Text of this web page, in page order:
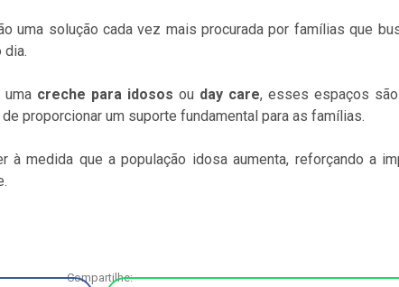
uma solução cada vez mais procurada por famílias que
dia.
creche para idosos ou day care, esses espaços
proporcionar um suporte fundamental para as famílias.
medida que a população idosa aumenta, reforçando a
Compartilhe: